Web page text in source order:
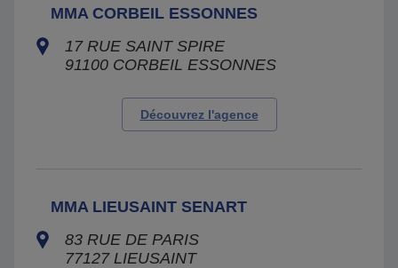
MMA CORBEIL ESSONNES
17 RUE SAINT SPIRE
91100 CORBEIL ESSONNES
Découvrez l'agence
MMA LIEUSAINT SENART
83 RUE DE PARIS
77127 LIEUSAINT